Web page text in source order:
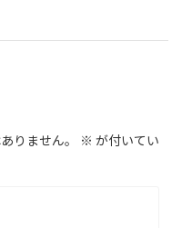
りません。 ※ が付いてい